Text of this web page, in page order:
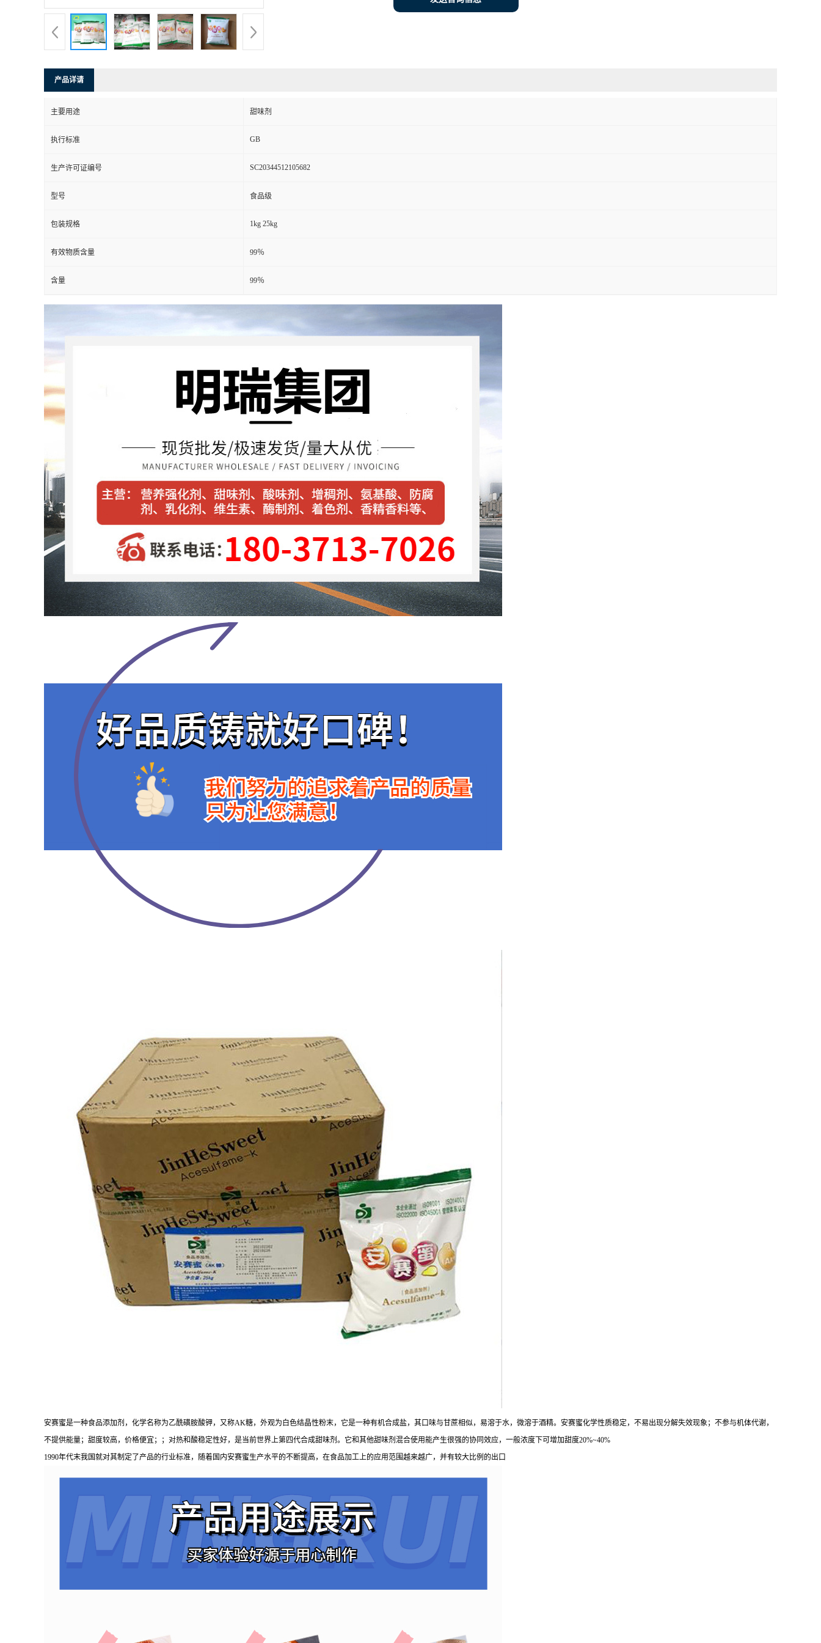
产品详请
主要用途 甜味剂
执行标准 GB
生产许可证编号 SC20344512105682
型号 食品级
包装规格 1kg 25kg
有效物质含量 99％
含量 99％
安赛蜜是一种食品添加剂，化学名称为乙酰磺胺酸钾，又称AK糖，外观为白色结晶性粉末，它是一种有机合成盐，其口味与甘蔗相似，易溶于水，微溶于酒精。安赛蜜化学性质稳定，不易出现分解失效现象；不参与机体代谢，
不提供能量；甜度较高，价格便宜；；对热和酸稳定性好，是当前世界上第四代合成甜味剂。它和其他甜味剂混合使用能产生很强的协同效应，一般浓度下可增加甜度20%~40%
1990年代末我国就对其制定了产品的行业标准，随着国内安赛蜜生产水平的不断提高，在食品加工上的应用范围越来越广，并有较大比例的出口